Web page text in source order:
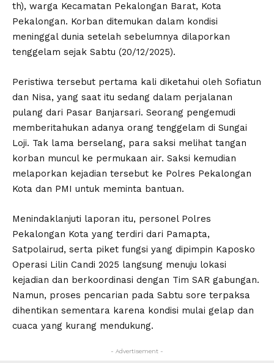
th), warga Kecamatan Pekalongan Barat, Kota
Pekalongan. Korban ditemukan dalam kondisi
meninggal dunia setelah sebelumnya dilaporkan
tenggelam sejak Sabtu (20/12/2025).
Peristiwa tersebut pertama kali diketahui oleh Sofiatun
dan Nisa, yang saat itu sedang dalam perjalanan
pulang dari Pasar Banjarsari. Seorang pengemudi
memberitahukan adanya orang tenggelam di Sungai
Loji. Tak lama berselang, para saksi melihat tangan
korban muncul ke permukaan air. Saksi kemudian
melaporkan kejadian tersebut ke Polres Pekalongan
Kota dan PMI untuk meminta bantuan.
Menindaklanjuti laporan itu, personel Polres
Pekalongan Kota yang terdiri dari Pamapta,
Satpolairud, serta piket fungsi yang dipimpin Kaposko
Operasi Lilin Candi 2025 langsung menuju lokasi
kejadian dan berkoordinasi dengan Tim SAR gabungan.
Namun, proses pencarian pada Sabtu sore terpaksa
dihentikan sementara karena kondisi mulai gelap dan
cuaca yang kurang mendukung.
- Advertisement -